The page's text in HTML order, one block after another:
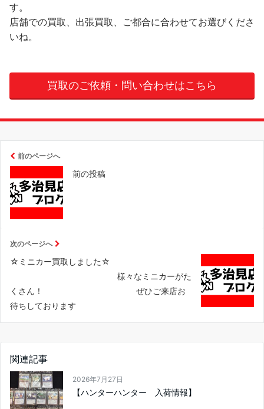
す。
店舗での買取、出張買取、ご都合に合わせてお選びくださ
いね。
買取のご依頼・問い合わせはこちら
前のページへ
前の投稿
次のページへ
☆ミニカー買取しました☆
様々なミニカーがた
くさん！ ぜひご来店お
待ちしております
関連記事
2026年7月27日
【ハンターハンター 入荷情報】